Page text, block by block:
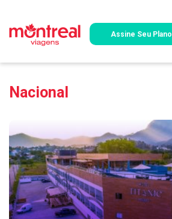
Assine Seu Plano
Nacional